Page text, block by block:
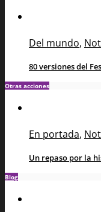
Del mundo,
80 versiones del
Otras acciones
En portada,
Un repaso por la
Blog